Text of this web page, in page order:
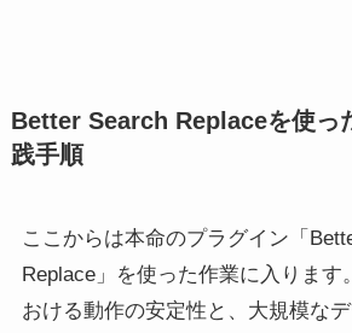
Better Search Replaceを使っ
践手順
ここからは本命のプラグイン「
Replace」を使った作業に入ります
おける動作の安定性と、大規模な